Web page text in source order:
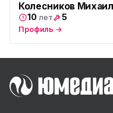
Колесников Михаил
10 лет 5
Профиль →